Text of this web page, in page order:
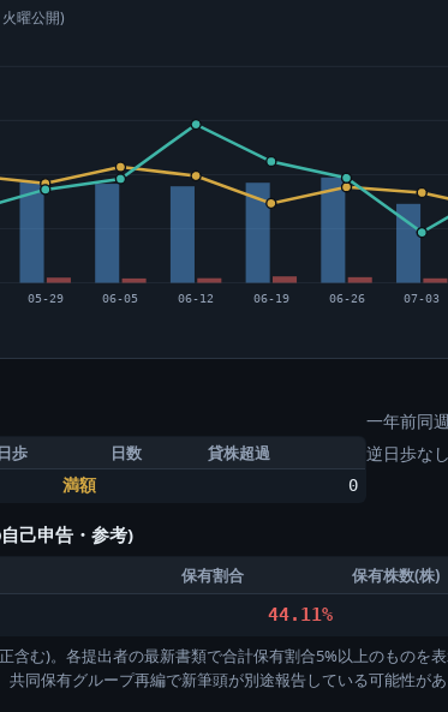
曜公開)
05-29 06-05 06-12 06-19 06-26 07-03
歩 日数 貸株超過
満額 0
一年前同週
逆日歩なし
己申告・参考)
保有割合 保有株数(株)
44.11%
含む)。各提出者の最新書類で合計保有割合5%以上のものを
同保有グループ再編で新筆頭が別途報告している可能性が